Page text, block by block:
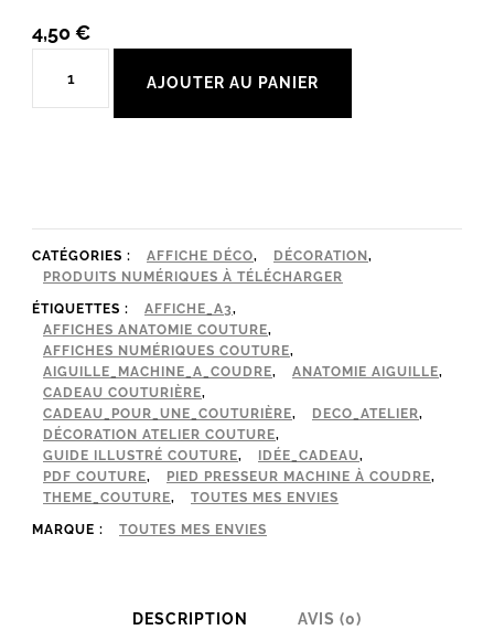
4,50€
de
:
guide
illustré
pied
presseur
&
aiguille
AJOUTER AU PANIER
CATÉGORIES : AFFICHE DÉCO, DÉCORATION ,
PRODUITS NUMÉRIQUES À TÉLÉCHARGER
ÉTIQUETTES : AFFICHE_A3,
AFFICHES ANATOMIE COUTURE,
AFFICHES NUMÉRIQUES COUTURE,
AIGUILLE_MACHINE_A_COUDRE, ANATOMIE AIGUILLE,
CADEAU COUTURIÈRE,
CADEAU_POUR_UNE_COUTURIÈRE, DECO_ATELIER,
DÉCORATION ATELIER COUTURE,
GUIDE ILLUSTRÉ COUTURE, IDÉE_CADEAU,
PDF COUTURE, PIED PRESSEUR MACHINE À COUDRE,
THEME_COUTURE, TOUTES MES ENVIES
MARQUE : TOUTES MES ENVIES
DESCRIPTION AVIS (0)